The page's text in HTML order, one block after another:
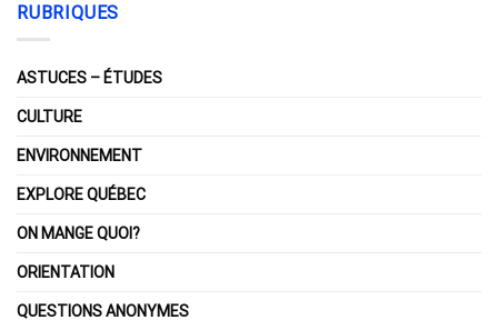
RUBRIQUES
ASTUCES – ÉTUDES
CULTURE
ENVIRONNEMENT
EXPLORE QUÉBEC
ON MANGE QUOI?
ORIENTATION
QUESTIONS ANONYMES